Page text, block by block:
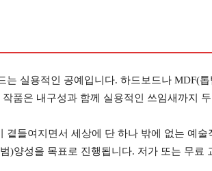
실용적인 공예입니다. 하드보드나 MDF(
품은 내구성과 함께 실용적인 쓰임새까지
들여지면서 세상에 단 하나 밖에 없는 예
)양성을 목표로 진행됩니다. 저가 또는 무